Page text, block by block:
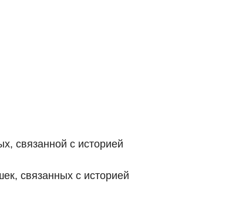
связанной с историей
связанных с историей